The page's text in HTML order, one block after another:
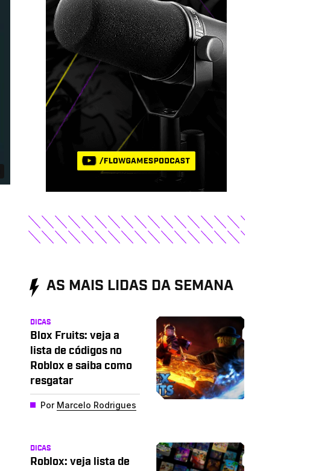
AS MAIS LIDAS DA SEMANA
DICAS
Blox Fruits: veja a
lista de códigos no
Roblox e saiba como
resgatar
Por Marcelo Rodrigues
DICAS
Roblox: veja lista de